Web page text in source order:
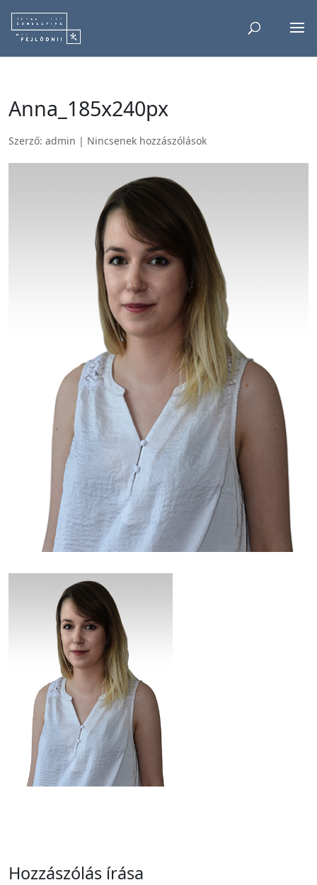
Anna_185x240px
Szerző: admin | Nincsenek hozzászólások
Hozzászólás írása